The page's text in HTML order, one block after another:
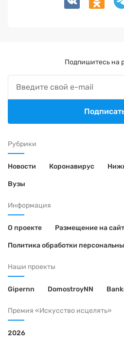
Рубрики
Новости Коронавирус
Вузы
Информация
О проекте Размещение на
Политика обработки
Наши проекты
Gipernn DomostroyNN
Премия «Искусство исцелять»
2026
Подпишитесь на